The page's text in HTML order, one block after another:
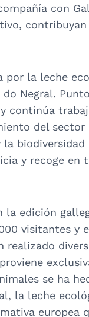
con
la leche
Negral.
continúa
del
y recoge en
edición
visitantes y
realizado
se ha
la leche
europea